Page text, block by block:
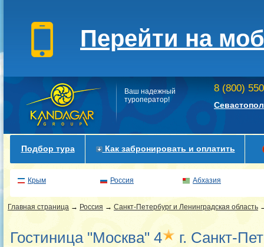
Перейти на
Ваш надежный
туроператор!
8 (800)
Подбор тура Как забронировать и оплатить
Крым Россия Абхазия
Главная страница → Россия → Санкт-Петербург и Ленинградская область
Гостиница "Москва" 4 г. Санкт-